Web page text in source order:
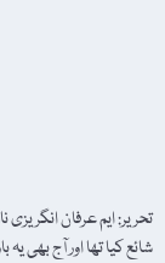
شائع کیا تھا اور آج